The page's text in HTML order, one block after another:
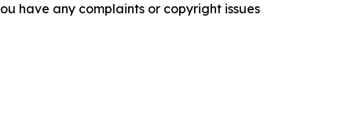
have any complaints or copyright issues